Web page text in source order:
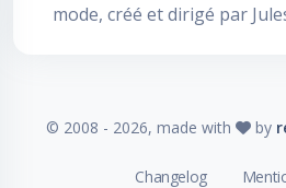
mode, créé et dirigé par
© 2008 - 2026, made with by
Changelog